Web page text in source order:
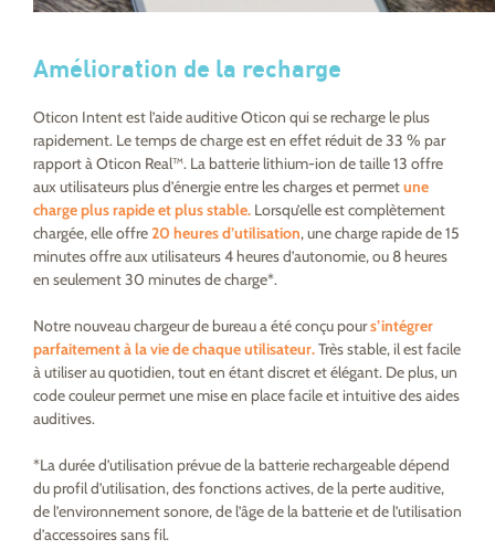
Amélioration de la recharge
Oticon Intent est l’aide auditive Oticon qui se recharge le plus
rapidement. Le temps de charge est en effet réduit de 33 % par
rapport à Oticon Real™. La batterie lithium-ion de taille 13 offre
aux utilisateurs plus d’énergie entre les charges et permetune
charge plus rapide et plus stable. Lorsqu’elle est complètement
chargée, elle offre20 heures d’utilisation, une charge rapide de 15
minutes offre aux utilisateurs 4 heures d’autonomie, ou 8 heures
en seulement 30 minutes de charge*.
Notre nouveau chargeur de bureau a été conçu pours’intégrer
parfaitement à la vie de chaque utilisateur.Très stable, il est facile
à utiliser au quotidien, tout en étant discret et élégant. De plus, un
code couleur permet une mise en place facile et intuitive des aides
auditives.
*La durée d’utilisation prévue de la batterie rechargeable dépend
du profil d’utilisation, des fonctions actives, de la perte auditive,
de l’environnement sonore, de l’âge de la batterie et de l’utilisation
d’accessoires sans fil.